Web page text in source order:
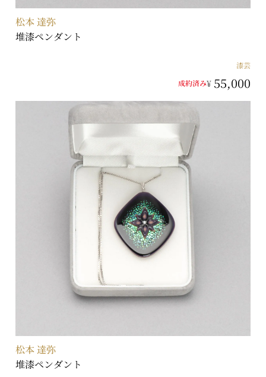
松本 達弥
堆漆ペンダント
漆芸
成約済み¥ 55,000
松本 達弥
堆漆ペンダント